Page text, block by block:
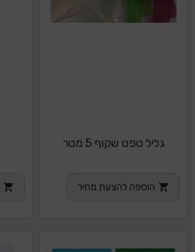
גליל טפט שקוף 5 מטר
הוספה להצעת מחיר